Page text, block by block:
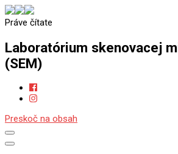
Práve čítate
Laboratórium skenovacej
(SEM)
Preskoč na obsah